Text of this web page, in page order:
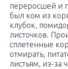
переросшей и
был ком из
клубок,
листочков.
сплетенные
отмирать,
листьям, из-за